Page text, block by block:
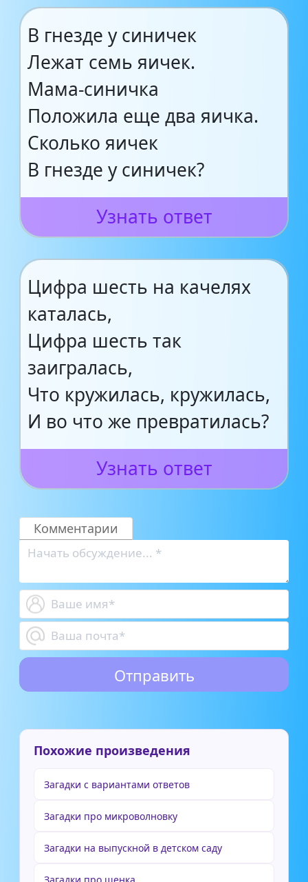
В гнезде у синичек
Лежат семь яичек.
Мама-синичка
Положила еще два яичка.
Сколько яичек
В гнезде у синичек?
Узнать ответ
Цифра шесть на качелях
каталась,
Цифра шесть так
заигралась,
Что кружилась, кружилась,
И во что же превратилась?
Узнать ответ
Комментарии
Похожие произведения
Загадки с вариантами ответов
Загадки про микроволновку
Загадки на выпускной в детском саду